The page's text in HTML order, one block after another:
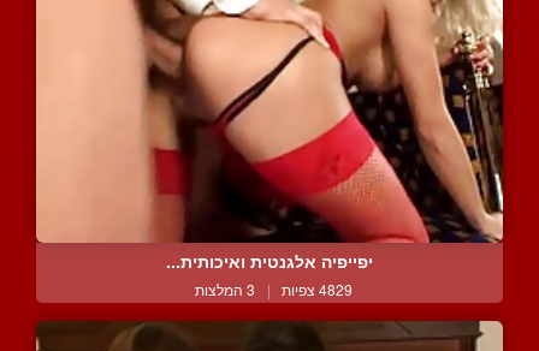
יפייפיה אלגנטית ואיכותית...
4829 צפיות | 3 המלצות